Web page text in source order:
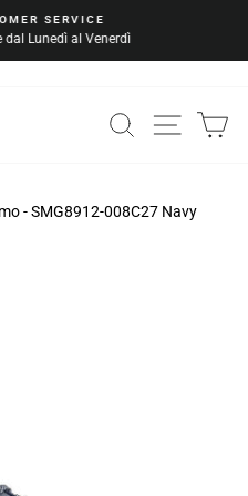
Metti
SERVICE
al Venerdì
CERCA
- SMG8912-008C27 Navy